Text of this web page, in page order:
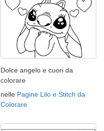
Dolce angelo e cuori da
colorare
nelle Pagine Lilo e Stitch da
Colorare